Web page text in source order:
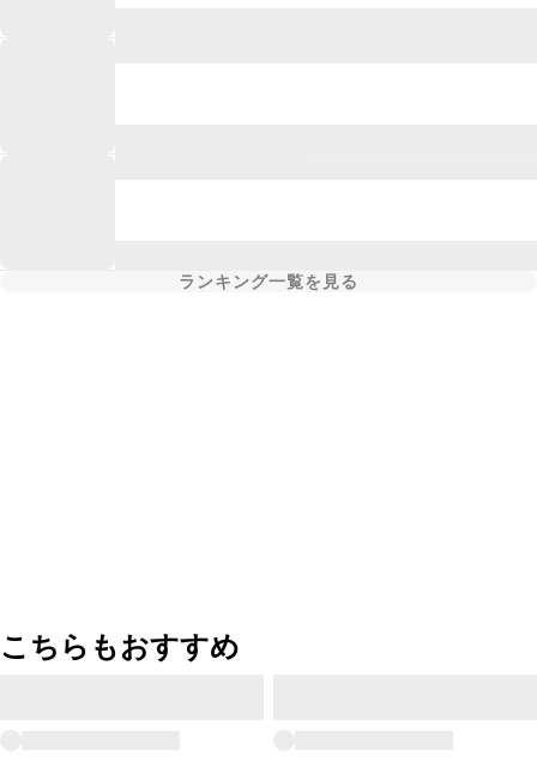
ランキング一覧を見る
こちらもおすすめ